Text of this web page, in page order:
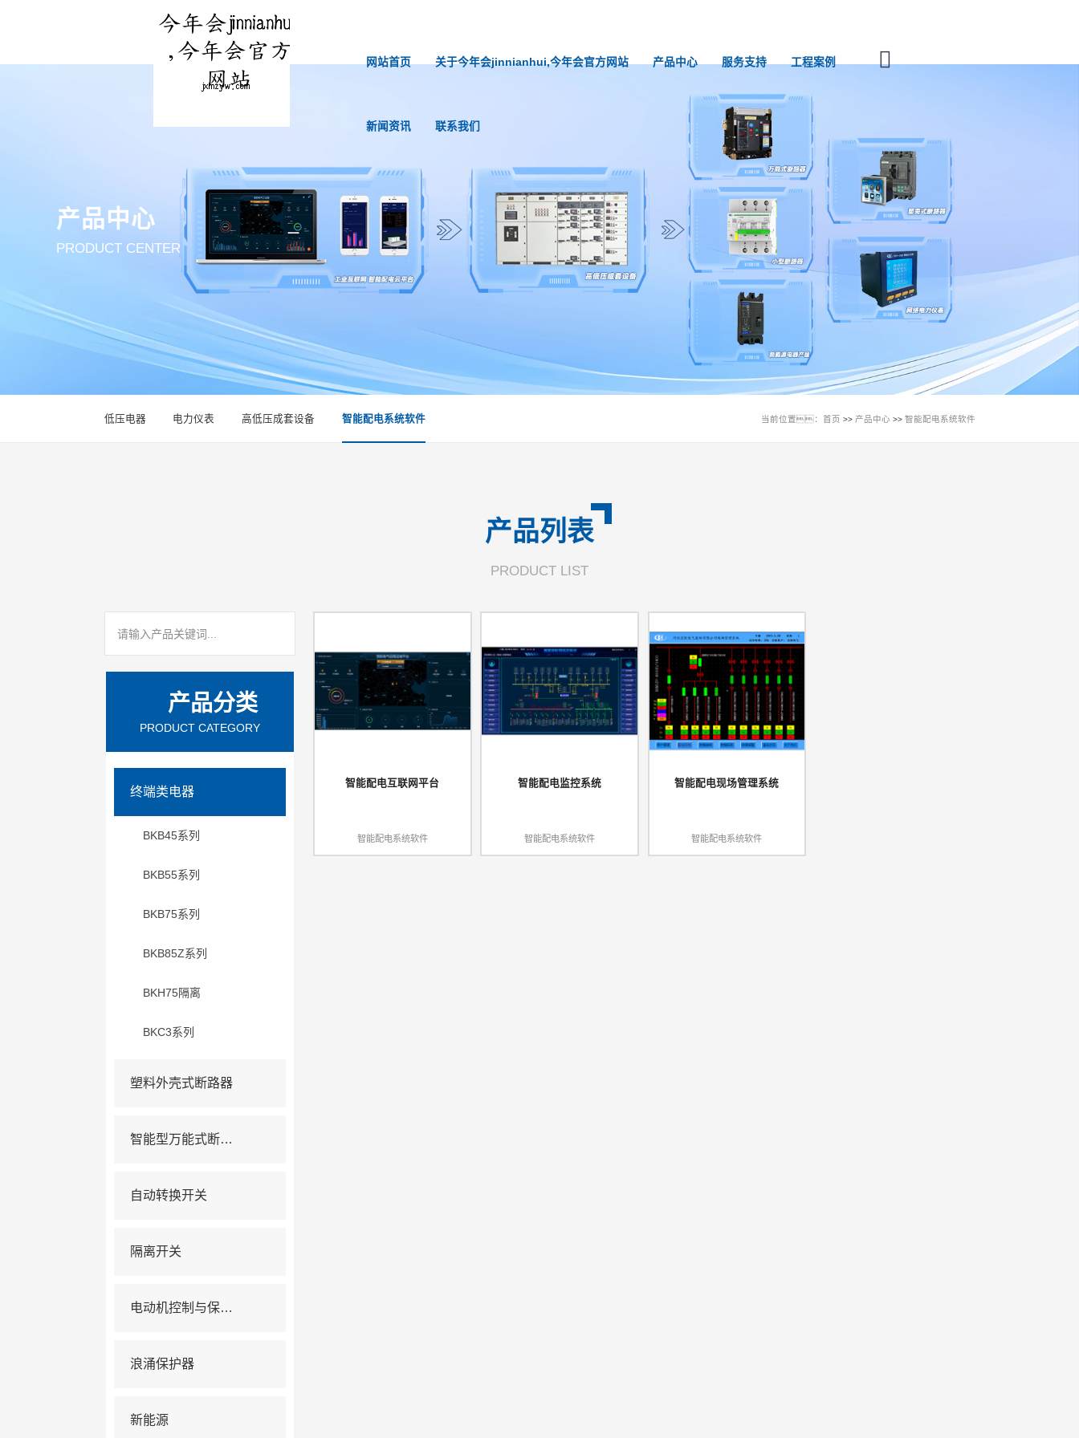
网站首页 关于今年会jinnianhui,今年会官方网站 产品中心 服务支持 工程案例
新闻资讯 联系我们
产品中心
PRODUCT CENTER
低压电器 电力仪表 高低压成套设备 智能配电系统软件 当前位置： 首页 >> 产品中心 >> 智能配电系统软件
产品列表
PRODUCT LIST
产品分类
PRODUCT CATEGORY
终端类电器
BKB45系列
BKB55系列
BKB75系列
BKB85Z系列
BKH75隔离
BKC3系列
塑料外壳式断路器
智能型万能式断路器
自动转换开关
隔离开关
电动机控制与保护电器
浪涌保护器
新能源
智能配电互联网平台
智能配电系统软件
智能配电监控系统
智能配电系统软件
智能配电现场管理系统
智能配电系统软件